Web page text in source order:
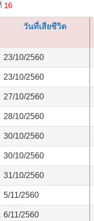
16
วันที่เสียชีวิต
23/10/2560
23/10/2560
27/10/2560
28/10/2560
30/10/2560
30/10/2560
31/10/2560
5/11/2560
6/11/2560